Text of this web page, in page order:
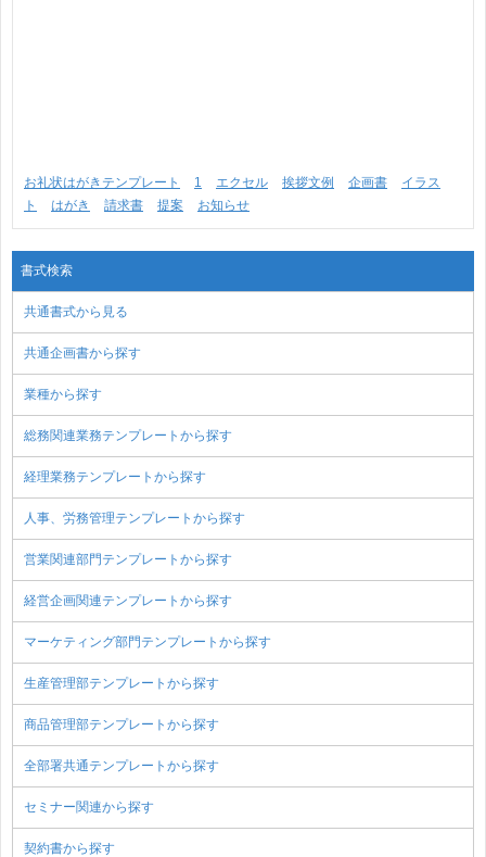
お礼状はがきテンプレート 1 エクセル 挨拶文例 企画書
イラス
ト
はがき 請求書 提案 お知らせ
書式検索
共通書式から見る
共通企画書から探す
業種から探す
総務関連業務テンプレートから探す
経理業務テンプレートから探す
人事、労務管理テンプレートから探す
営業関連部門テンプレートから探す
経営企画関連テンプレートから探す
マーケティング部門テンプレートから探す
生産管理部テンプレートから探す
商品管理部テンプレートから探す
全部署共通テンプレートから探す
セミナー関連から探す
契約書から探す